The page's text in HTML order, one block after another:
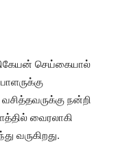
செய்கையால்
நன்றி
வைரலாகி
வருகிறது.